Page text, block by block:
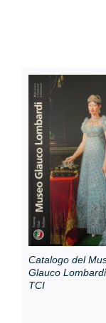
Attività
Pubblicazioni
Collezione
Contatti e
Accessibilità
Catalogo del
Glauco
TCI